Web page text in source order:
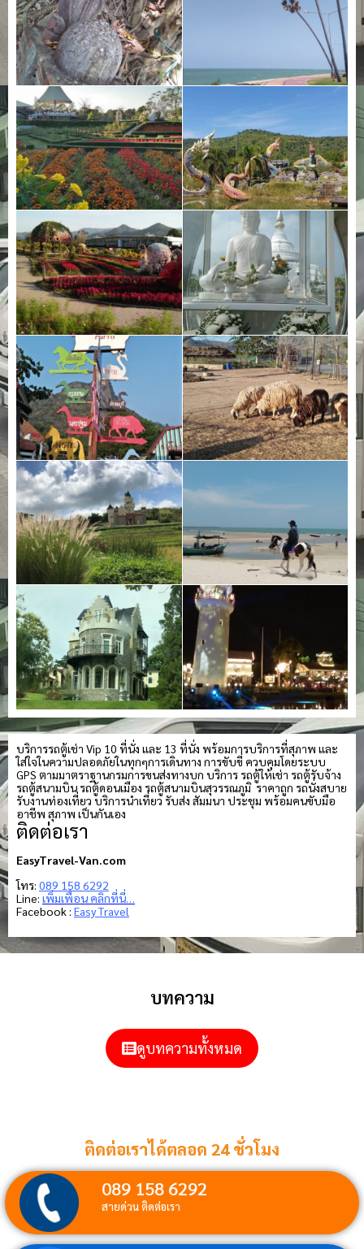
บริการรถตู้เช่า Vip 10 ที่นั่ง และ 13 ที่นั่ง พร้อมการบริการที่สุภาพ และ
ใส่ใจในความปลอดภัยในทุกๆการเดินทาง การขับขี่ ควบคุมโดยระบบ
GPS ตามมาตราฐานกรมการขนส่งทางบก บริการ รถตู้ให้เช่า รถตู้รับจ้าง
รถตู้สนามบิน รถตู้ดอนเมือง รถตู้สนามบินสุวรรณภูมิ ราคาถูก รถนั่งสบาย
รับงานท่องเที่ยว บริการนำเที่ยว รับส่ง สัมมนา ประชุม พร้อมคนขับมือ
อาชีพ สุภาพ เป็นกันเอง
ติดต่อเรา
EasyTravel-Van.com
โทร: 089 158 6292
Line: เพิ่มเพื่อน คลิกที่นี่…
Facebook : Easy Travel
บทความ
ดูบทความทั้งหมด
ติดต่อเราได้ตลอด 24 ชั่วโมง
089 158 6292
สายด่วน ติดต่อเรา